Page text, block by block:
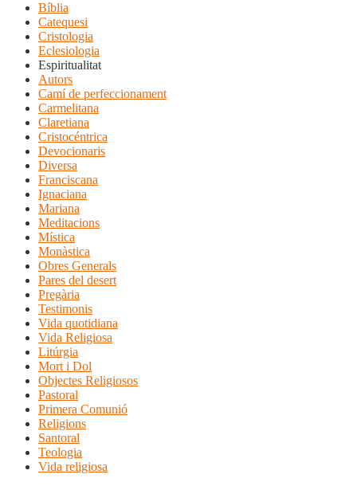
Bíblia
Catequesi
Cristologia
Eclesiologia
Espiritualitat
Autors
Camí de perfeccionament
Carmelitana
Claretiana
Cristocéntrica
Devocionaris
Diversa
Franciscana
Ignaciana
Mariana
Meditacions
Mística
Monàstica
Obres Generals
Pares del desert
Pregària
Testimonis
Vida quotidiana
Vida Religiosa
Litúrgia
Mort i Dol
Objectes Religiosos
Pastoral
Primera Comunió
Religions
Santoral
Teologia
Vida religiosa